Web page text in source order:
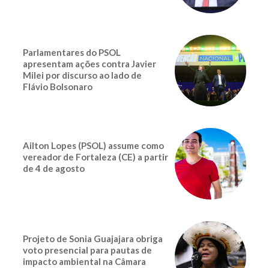
Parlamentares do PSOL
apresentam ações contra Javier
Milei por discurso ao lado de
Flávio Bolsonaro
Ailton Lopes (PSOL) assume como
vereador de Fortaleza (CE) a partir
de 4 de agosto
Projeto de Sonia Guajajara obriga
voto presencial para pautas de
impacto ambiental na Câmara